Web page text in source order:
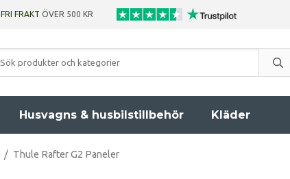
FRI FRAKT ÖVER 500 KR
Husvagns & husbilstillbehör Kläder
/ Thule Rafter G2 Paneler